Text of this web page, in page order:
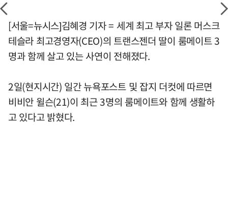
[서울=뉴시스]김혜경 기자 = 세계 최고 부자 일론 머스크
테슬라 최고경영자(CEO)의 트랜스젠더 딸이 룸메이트 3
명과 함께 살고 있는 사연이 전해졌다.
2일(현지시간) 일간 뉴욕포스트 및 잡지 더컷에 따르면
비비안 윌슨(21)이 최근 3명의 룸메이트와 함께 생활하
고 있다고 밝혔다.